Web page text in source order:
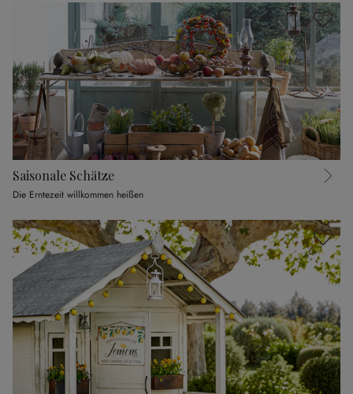
Saisonale Schätze
Die Erntezeit willkommen heißen